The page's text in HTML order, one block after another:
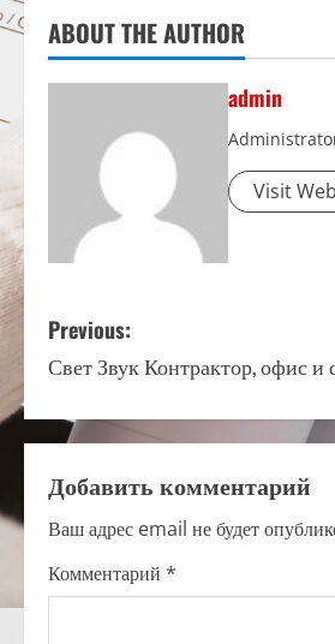
ABOUT THE AUTHOR
admin
Visit
P
o
s
t
n
a
Previous:
Свет Звук Контрактор, офис и
Добавить комментарий
Ваш адрес email не будет
Комментарий *